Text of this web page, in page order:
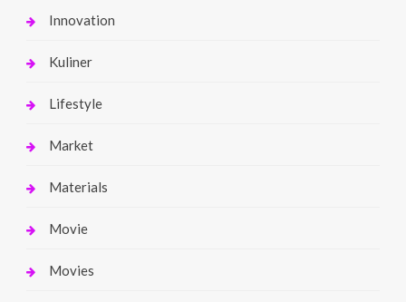
Innovation
Kuliner
Lifestyle
Market
Materials
Movie
Movies